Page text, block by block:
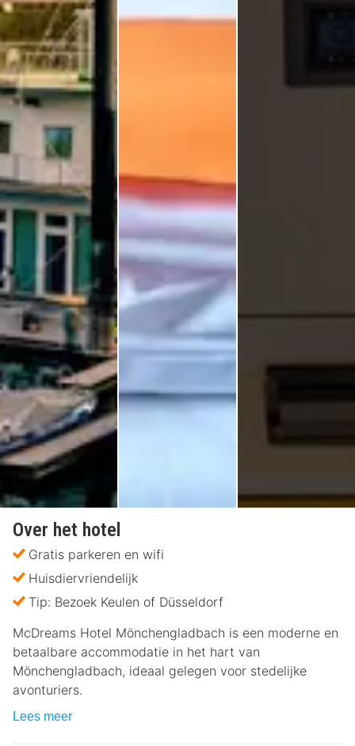
Over het hotel
Gratis parkeren en wifi
Huisdiervriendelijk
Tip: Bezoek Keulen of Düsseldorf
McDreams Hotel Mönchengladbach is een moderne en
betaalbare accommodatie in het hart van
Mönchengladbach, ideaal gelegen voor stedelijke
avonturiers.
Lees meer